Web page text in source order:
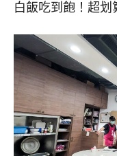
白飯吃到飽！超划